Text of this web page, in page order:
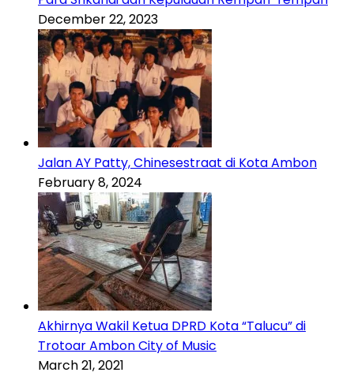
December 22, 2023
Jalan AY Patty, Chinesestraat di Kota Ambon
February 8, 2024
Akhirnya Wakil Ketua DPRD Kota “Talucu” di
Trotoar Ambon City of Music
March 21, 2021